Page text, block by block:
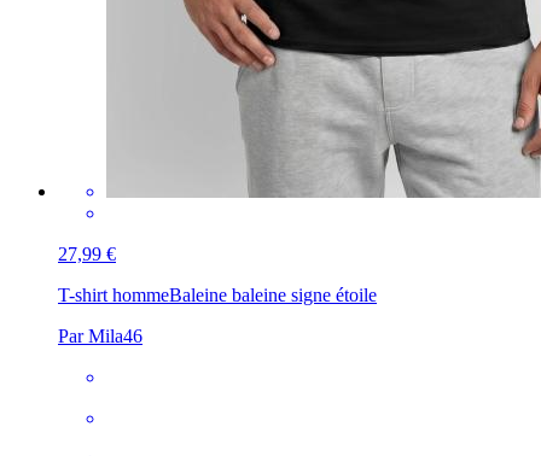
27,99 €
T-shirt hommeBaleine baleine signe étoile
Par Mila46